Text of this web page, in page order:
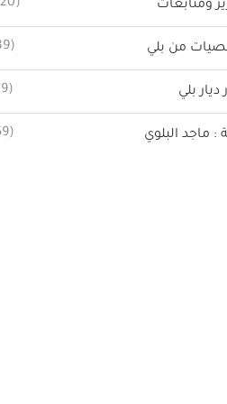
ومتابعات (120)
من بلي (89)
ديار بلي (79)
: ماجد البلوي (59)